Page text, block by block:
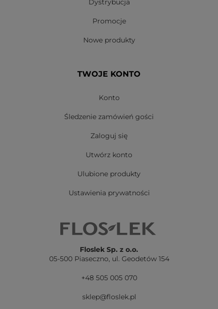
Dystrybucja
Promocje
Nowe produkty
TWOJE KONTO
Konto
Śledzenie zamówień gości
Zaloguj się
Utwórz konto
Ulubione produkty
Ustawienia prywatności
Floslek Sp. z o.o.
05-500 Piaseczno, ul. Geodetów 154
+48 505 005 070
sklep@floslek.pl